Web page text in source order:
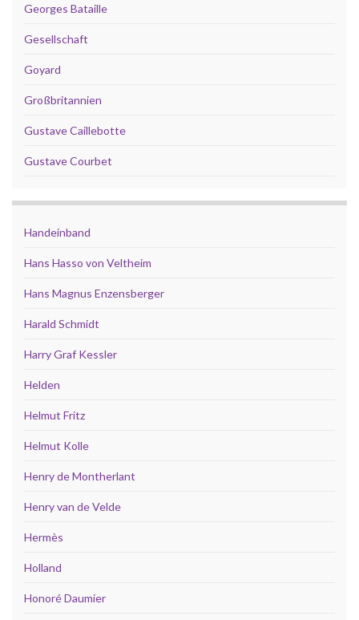
Georges Bataille
Gesellschaft
Goyard
Großbritannien
Gustave Caillebotte
Gustave Courbet
Handeinband
Hans Hasso von Veltheim
Hans Magnus Enzensberger
Harald Schmidt
Harry Graf Kessler
Helden
Helmut Fritz
Helmut Kolle
Henry de Montherlant
Henry van de Velde
Hermès
Holland
Honoré Daumier